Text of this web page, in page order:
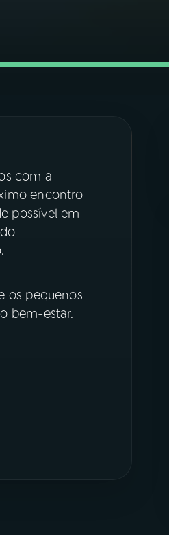
com a
encontro
possível em
os pequenos
bem-estar.